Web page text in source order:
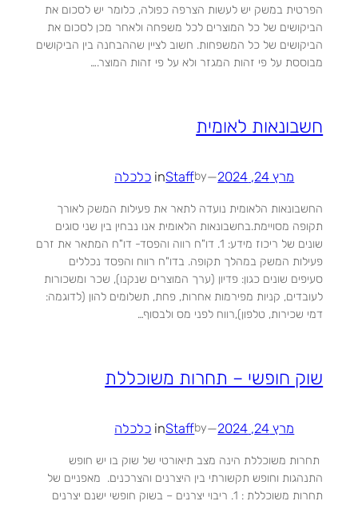
הפרטית במשק יש לעשות הצרפה כפולה, כלומר יש לסכום את
הביקושים של כל המוצרים לכל משפחה ולאחר מכן לסכום את
הביקושים של כל המשפחות. חשוב לציין שההבחנה בין הביקושים
מבוססת על פי זהות המגזר ולא על פי זהות המוצר.…
חשבונאות לאומית
מרץ 24, 2024 —
by
Staff
in כלכלה
החשבונאות הלאומית נועדה לתאר את פעילות המשק לאורך
תקופה מסויימת.בחשבונאות הלאומית אנו נבחין בין שני סוגים
שונים של ריכוז מידע: 1. דו"ח רווה והפסד- דו"ח המתאר את זרם
פעילות המשק במהלך תקופה. בדו"ח רווח והפסד נכללים
סעיפים שונים כגון: פדיון (ערך המוצרים שנקנו), שכר ומשכורות
לעובדים, קניות מפירמות אחרות, פחת, תשלומים להון (לדוגמה:
דמי שכירות, טלפון),רווח לפני מס ולבסוף…
שוק חופשי – תחרות משוכללת
מרץ 24, 2024 —
by
Staff
in כלכלה
תחרות משוכללת הינה מצב תיאורטי של שוק בו יש חופש
התנהגות וחופש תקשורתי בין היצרנים והצרכנים. מאפניים של
תחרות משוכללת : 1. ריבוי יצרנים – בשוק חופשי ישנם יצרנים